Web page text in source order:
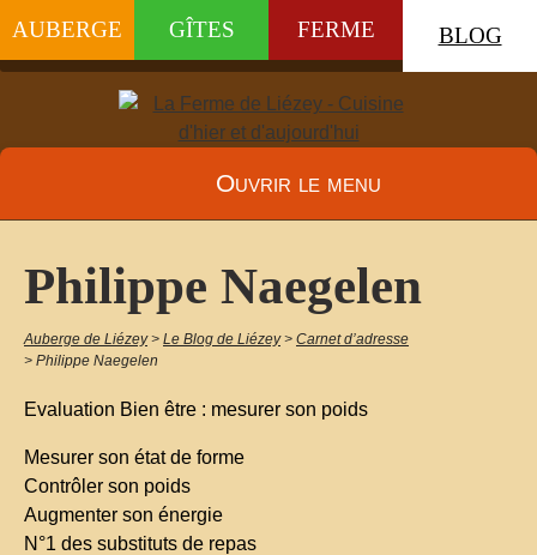
AUBERGE GÎTES FERME BLOG
Ouvrir le menu
Philippe Naegelen
Auberge de Liézey > Le Blog de Liézey > Carnet d’adresse
> Philippe Naegelen
Evaluation Bien être : mesurer son poids
Mesurer son état de forme
Contrôler son poids
Augmenter son énergie
N°1 des substituts de repas